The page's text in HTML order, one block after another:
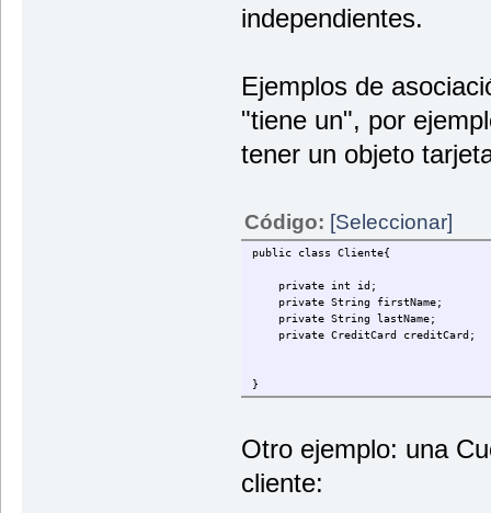
independientes.
Ejemplos de
"tiene un", por
tener un objeto
Código: [Seleccionar]
public class Cliente{
private int id;
private String firstName;
private String lastName;
private CreditCard creditCard;
}
Otro ejemplo: una
cliente: